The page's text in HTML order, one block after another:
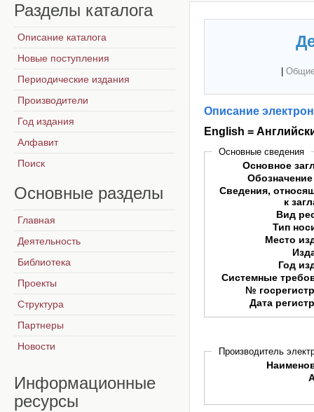
Описание
English =
Основные сведения
Основное
Сведения,
к
Вид
Тип
Место
Год
Системные
№
Дата
Производитель
Разделы каталога
Описание каталога
Новые поступления
Периодические издания
Производители
Год издания
Алфавит
Поиск
Основные разделы
Главная
Деятельность
Библиотека
Проекты
Структура
Партнеры
Новости
Информационные
ресурсы